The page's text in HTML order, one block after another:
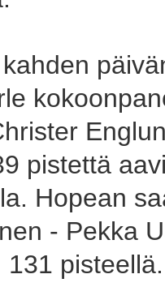
pistettä
Hopean
- Pekka
131